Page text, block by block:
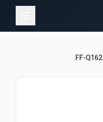
FF-